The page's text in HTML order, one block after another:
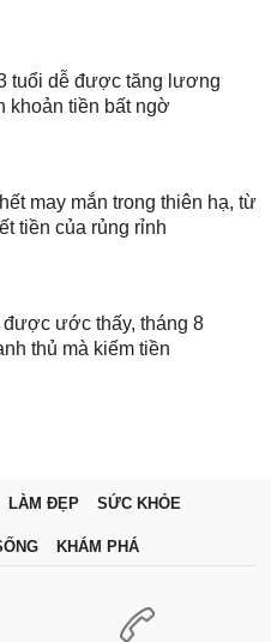
tuổi dễ được tăng lương
khoản tiền bất ngờ
may mắn trong thiên hạ, từ
tiền của rủng rỉnh
được ước thấy, tháng 8
thủ mà kiếm tiền
LÀM ĐẸP SỨC KHỎE
KHÁM PHÁ